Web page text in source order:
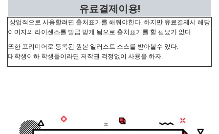
유료결제이용!
상업적으로 사용할려면 출처표기를 해줘야한다. 하지만 유료결제시 해당
이미지의 라이센스를 발급 받게 됨으로 출처표기를 할 필요가 없다
또한 프리미어로 등록된 원본 일러스트 소스를 받아볼수 있다.
대학생이하 학생들이라면 저작권 걱정없이 사용을 하자.